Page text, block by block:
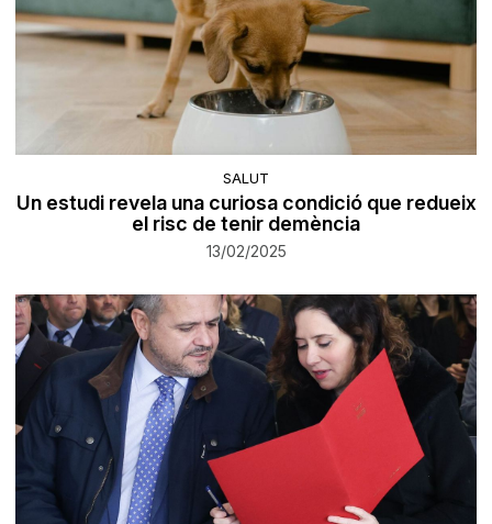
SALUT
Un estudi revela una curiosa condició que redueix
el risc de tenir demència
13/02/2025